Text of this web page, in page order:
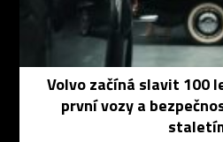
Volvo začíná slavit 100
první vozy a